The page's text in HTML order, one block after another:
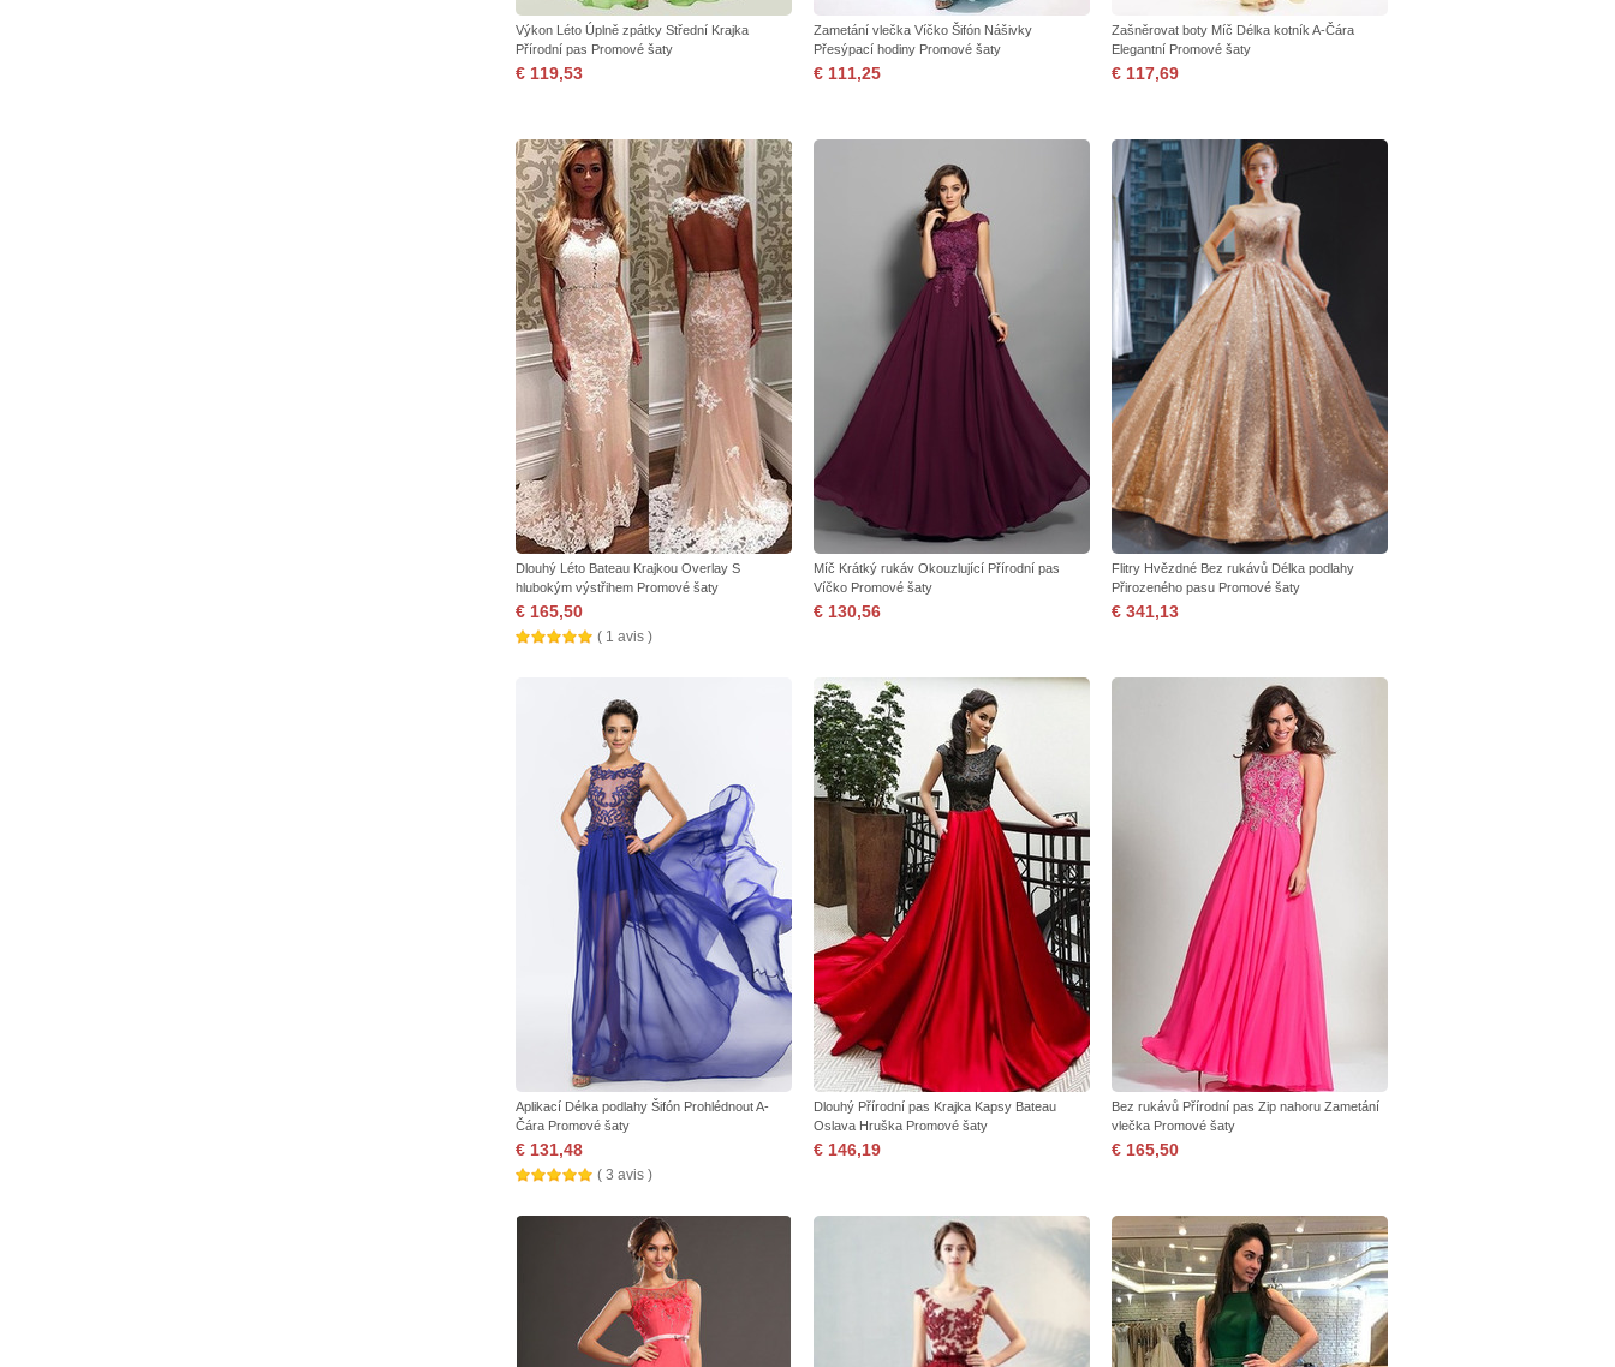
Výkon Léto Úplně zpátky Střední Krajka
Přírodní pas Promové šaty
€ 119,53
Zametání vlečka Víčko Šifón Nášivky
Přesýpací hodiny Promové šaty
€ 111,25
Zašněrovat boty Míč Délka kotník A-Čára
Elegantní Promové šaty
€ 117,69
Dlouhý Léto Bateau Krajkou Overlay S
hlubokým výstřihem Promové šaty
€ 165,50
( 1 avis )
Míč Krátký rukáv Okouzlující Přírodní pas
Víčko Promové šaty
€ 130,56
Flitry Hvězdné Bez rukávů Délka podlahy
Přirozeného pasu Promové šaty
€ 341,13
Aplikací Délka podlahy Šifón Prohlédnout A-
Čára Promové šaty
€ 131,48
( 3 avis )
Dlouhý Přírodní pas Krajka Kapsy Bateau
Oslava Hruška Promové šaty
€ 146,19
Bez rukávů Přírodní pas Zip nahoru Zametání
vlečka Promové šaty
€ 165,50